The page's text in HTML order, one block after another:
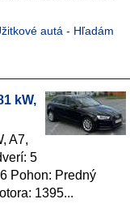
autá - Hľadám
kW,
A7,
5
Pohon: Predný
1395...